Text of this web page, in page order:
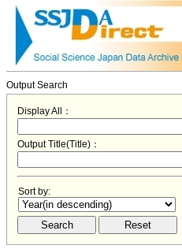
Output Search
Display All：
Output Title(Title)：
Sort by: